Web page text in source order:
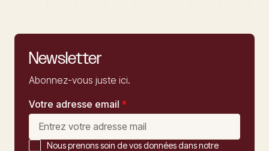
Newsletter
Abonnez-vous juste ici.
Votre adresse email *
Nous prenons soin de vos données dans notre